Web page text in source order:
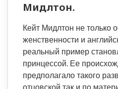
Мидлтон.
Кейт Мидлтон не только
женственности и
реальный пример
принцессой. Ее
предполагало такого